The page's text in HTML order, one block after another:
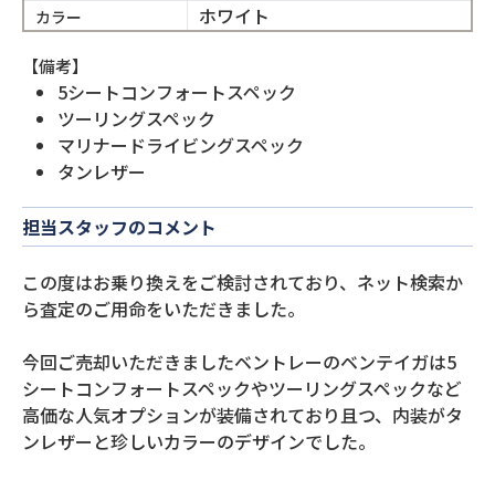
カラー ホワイト
【備考】
5シートコンフォートスペック
ツーリングスペック
マリナードライビングスペック
タンレザー
担当スタッフのコメント
この度はお乗り換えをご検討されており、ネット検索か
ら査定のご用命をいただきました。
今回ご売却いただきましたベントレーのベンテイガは5
シートコンフォートスペックやツーリングスペックなど
高価な人気オプションが装備されており且つ、内装がタ
ンレザーと珍しいカラーのデザインでした。